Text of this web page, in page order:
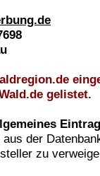
gelistet.
der
zu